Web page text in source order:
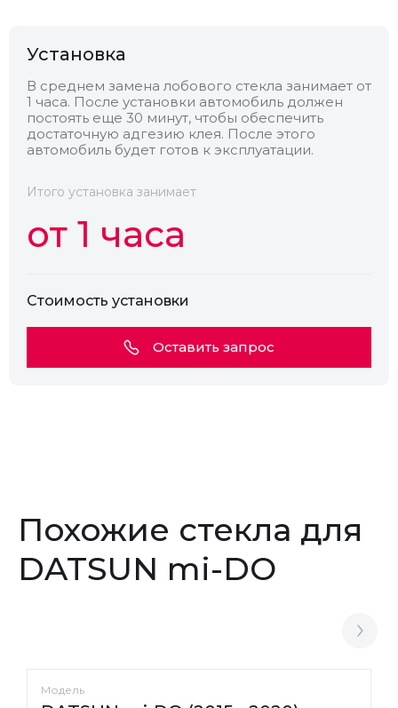
Теплопоглощающее Нет
Обогрев
Камера
Установка
В среднем замена лобового стекла занимает от
1 часа. После установки автомобиль должен
постоять еще 30 минут, чтобы обеспечить
достаточную адгезию клея. После этого
автомобиль будет готов к эксплуатации.
Итого установка занимает
от 1 часа
Стоимость установки
Оставить запрос
Похожие стекла для
DATSUN mi-DO
Модель